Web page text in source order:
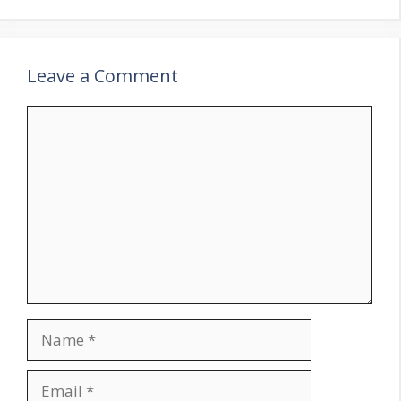
Leave a Comment